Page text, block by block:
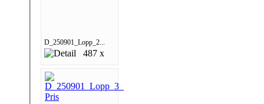
D_250901_Lopp_2...
487 x